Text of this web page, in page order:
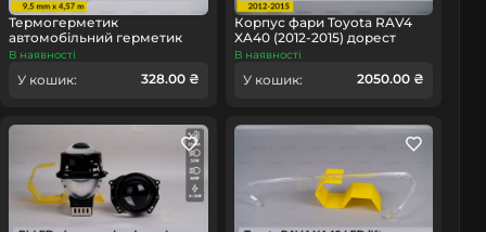
Термогерметик
автомобільний герметик
для фар Orgavyl Оргавіл
В наявності
У кошик: 328.00 ₴
Корпус фари Toyota RAV4
XA40 (2012-2015) дорест
правий
В наявності
У кошик: 2050.00 ₴